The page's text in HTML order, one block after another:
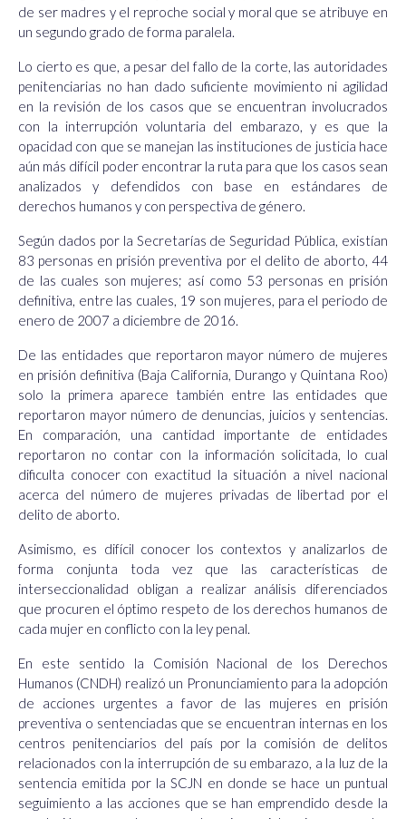
de ser madres y el reproche social y moral que se atribuye en
un segundo grado de forma paralela.
Lo cierto es que, a pesar del fallo de la corte, las autoridades
penitenciarias no han dado suficiente movimiento ni agilidad
en la revisión de los casos que se encuentran involucrados
con la interrupción voluntaria del embarazo, y es que la
opacidad con que se manejan las instituciones de justicia hace
aún más difícil poder encontrar la ruta para que los casos sean
analizados y defendidos con base en estándares de
derechos humanos y con perspectiva de género.
Según dados por la Secretarías de Seguridad Pública, existían
83 personas en prisión preventiva por el delito de aborto, 44
de las cuales son mujeres; así como 53 personas en prisión
definitiva, entre las cuales, 19 son mujeres, para el periodo de
enero de 2007 a diciembre de 2016.
De las entidades que reportaron mayor número de mujeres
en prisión definitiva (Baja California, Durango y Quintana Roo)
solo la primera aparece también entre las entidades que
reportaron mayor número de denuncias, juicios y sentencias.
En comparación, una cantidad importante de entidades
reportaron no contar con la información solicitada, lo cual
dificulta conocer con exactitud la situación a nivel nacional
acerca del número de mujeres privadas de libertad por el
delito de aborto.
Asimismo, es difícil conocer los contextos y analizarlos de
forma conjunta toda vez que las características de
interseccionalidad obligan a realizar análisis diferenciados
que procuren el óptimo respeto de los derechos humanos de
cada mujer en conflicto con la ley penal.
En este sentido la Comisión Nacional de los Derechos
Humanos (CNDH) realizó un Pronunciamiento para la adopción
de acciones urgentes a favor de las mujeres en prisión
preventiva o sentenciadas que se encuentran internas en los
centros penitenciarios del país por la comisión de delitos
relacionados con la interrupción de su embarazo, a la luz de la
sentencia emitida por la SCJN en donde se hace un puntual
seguimiento a las acciones que se han emprendido desde la